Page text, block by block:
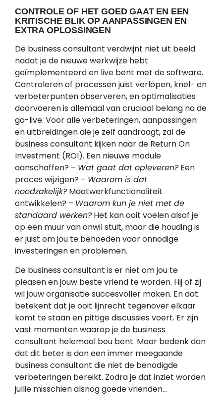
CONTROLE OF HET GOED GAAT EN EEN
KRITISCHE BLIK OP AANPASSINGEN EN
EXTRA OPLOSSINGEN
De business consultant verdwijnt niet uit beeld
nadat je de nieuwe werkwijze hebt
geïmplementeerd en live bent met de software.
Controleren of processen juist verlopen, knel- en
verbeterpunten observeren, en optimalisaties
doorvoeren is allemaal van cruciaal belang na de
go-live. Voor alle verbeteringen, aanpassingen
en uitbreidingen die je zelf aandraagt, zal de
business consultant kijken naar de Return On
Investment (ROI). Een nieuwe module
aanschaffen? – Wat gaat dat opleveren?Een
proces wijzigen? – Waarom is dat
noodzakelijk?Maatwerkfunctionaliteit
ontwikkelen? – Waarom kun je niet met de
standaard werken?Het kan ooit voelen alsof je
op een muur van onwil stuit, maar die houding is
er juist om jou te behoeden voor onnodige
investeringen en problemen.
De business consultant is er niet om jou te
pleasen en jouw beste vriend te worden. Hij of zij
wil jouw organisatie succesvoller maken. En dat
betekent dat je ooit lijnrecht tegenover elkaar
komt te staan en pittige discussies voert. Er zijn
vast momenten waarop je de business
consultant helemaal beu bent. Maar bedenk dan
dat dit beter is dan een immer meegaande
business consultant die niet de benodigde
verbeteringen bereikt. Zodra je dat inziet worden
jullie misschien alsnog goede vrienden…